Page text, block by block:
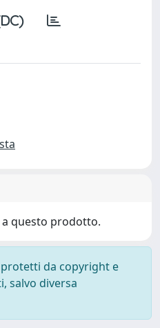
questo prodotto.
da copyright e
salvo diversa